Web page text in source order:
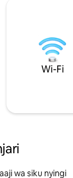
Wi-Fi
wa siku nyingi